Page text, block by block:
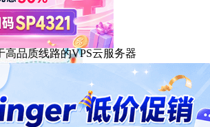
高品质线路的VPS云服务器